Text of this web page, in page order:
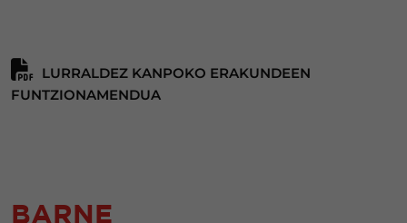
LURRALDEZ KANPOKO ERAKUNDEEN
FUNTZIONAMENDUA
BARNE